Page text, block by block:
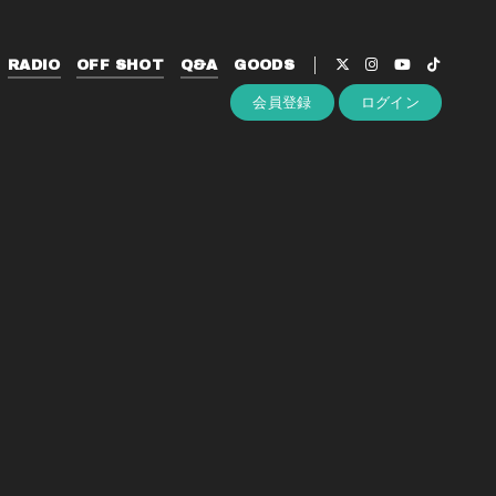
RADIO OFF SHOT Q&A GOODS
会員登録 ログイン